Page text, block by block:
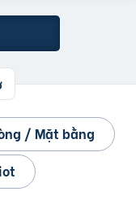
/ Mặt bằng